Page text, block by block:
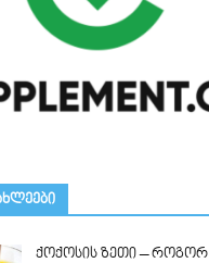
ქოქოსის ზეთი – როგორ